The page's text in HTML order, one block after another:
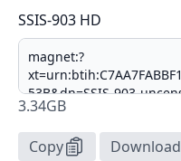
SSIS-903 HD
3.34GB
Copy Download